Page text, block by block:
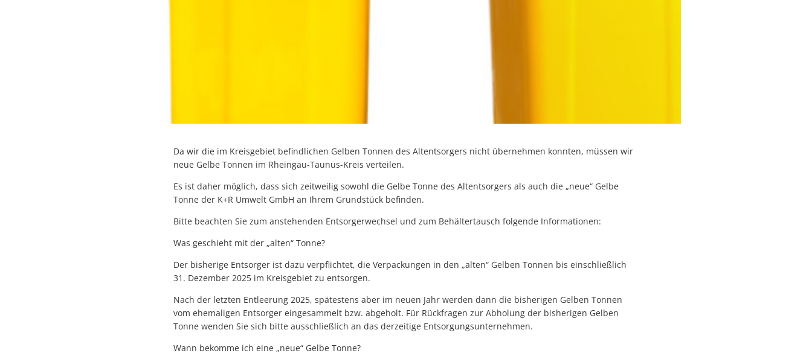
Da wir die im Kreisgebiet befindlichen Gelben Tonnen des Altentsorgers nicht übernehmen konnten, müssen wir
neue Gelbe Tonnen im Rheingau-Taunus-Kreis verteilen.
Es ist daher möglich, dass sich zeitweilig sowohl die Gelbe Tonne des Altentsorgers als auch die „neue“ Gelbe
Tonne der K+R Umwelt GmbH an Ihrem Grundstück befinden.
Bitte beachten Sie zum anstehenden Entsorgerwechsel und zum Behältertausch folgende Informationen:
Was geschieht mit der „alten“ Tonne?
Der bisherige Entsorger ist dazu verpflichtet, die Verpackungen in den „alten“ Gelben Tonnen bis einschließlich
31. Dezember 2025 im Kreisgebiet zu entsorgen.
Nach der letzten Entleerung 2025, spätestens aber im neuen Jahr werden dann die bisherigen Gelben Tonnen
vom ehemaligen Entsorger eingesammelt bzw. abgeholt. Für Rückfragen zur Abholung der bisherigen Gelben
Tonne wenden Sie sich bitte ausschließlich an das derzeitige Entsorgungsunternehmen.
Wann bekomme ich eine „neue“ Gelbe Tonne?